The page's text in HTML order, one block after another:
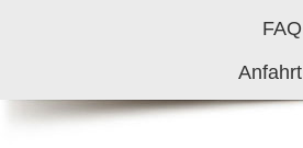
FAQ
Anfahrt